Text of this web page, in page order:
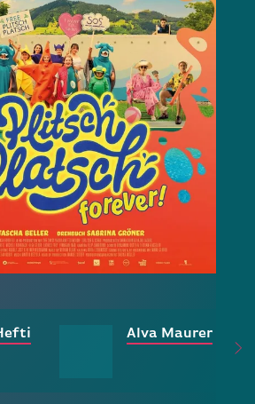
Alva Maurer